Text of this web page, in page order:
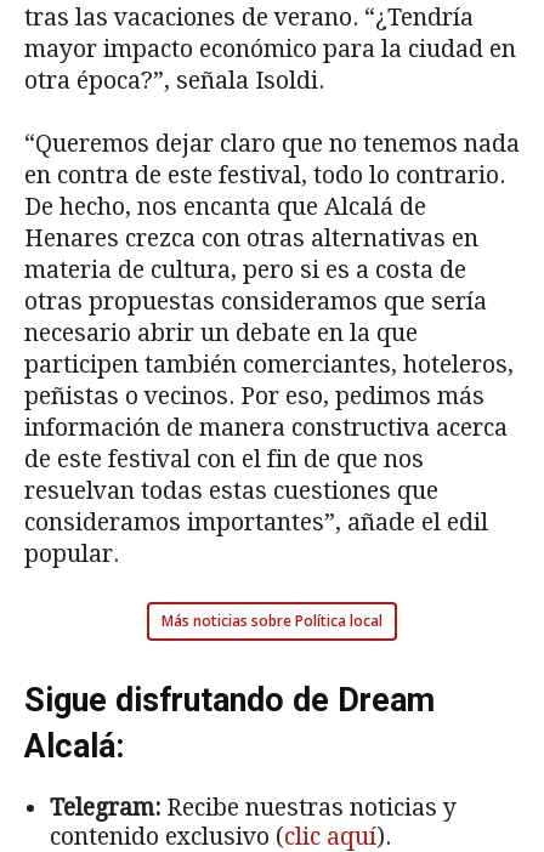
tras las vacaciones de verano. “¿Tendría
mayor impacto económico para la ciudad en
otra época?”, señala Isoldi.
“Queremos dejar claro que no tenemos nada
en contra de este festival, todo lo contrario.
De hecho, nos encanta que Alcalá de
Henares crezca con otras alternativas en
materia de cultura, pero si es a costa de
otras propuestas consideramos que sería
necesario abrir un debate en la que
participen también comerciantes, hoteleros,
peñistas o vecinos. Por eso, pedimos más
información de manera constructiva acerca
de este festival con el fin de que nos
resuelvan todas estas cuestiones que
consideramos importantes”, añade el edil
popular.
Más noticias sobre Política local
Sigue disfrutando de Dream
Alcalá:
Telegram: Recibe nuestras noticias y
contenido exclusivo (clic aquí).